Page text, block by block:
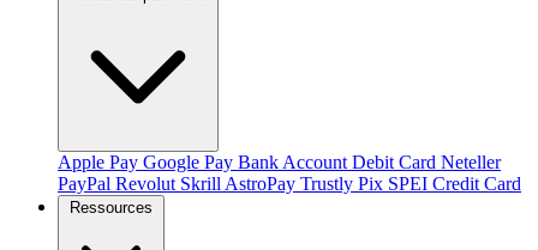
Apple Pay Google Pay Bank Account Debit Card Neteller
PayPal Revolut Skrill AstroPay Trustly Pix SPEI Credit Card
Ressources